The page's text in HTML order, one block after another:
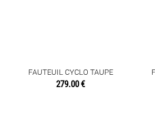
ETAGERES
FAUTEUIL CYCLO TAUPE
279.00 €